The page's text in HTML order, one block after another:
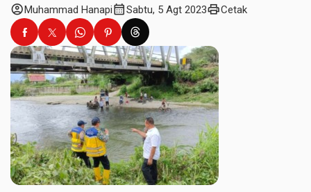
account_circleMuhammad Hanapicalendar_monthSabtu, 5 Agt 2023printCetak